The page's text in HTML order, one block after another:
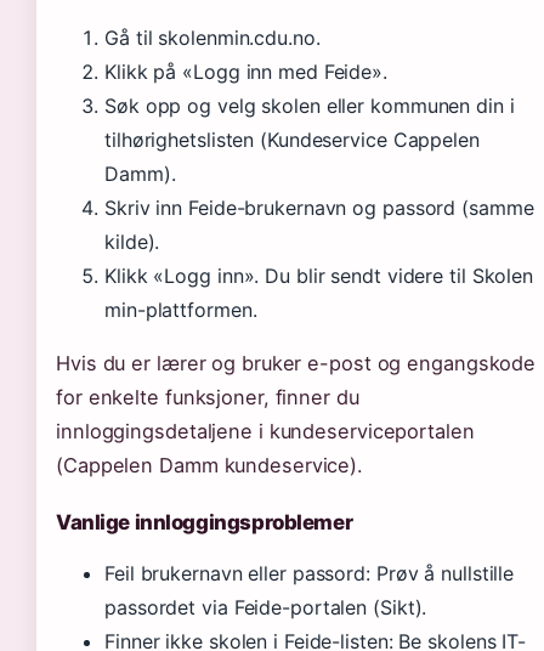
Gå til skolenmin.cdu.no.
Klikk på «Logg inn med Feide».
Søk opp og velg skolen eller kommunen din i
tilhørighetslisten (Kundeservice Cappelen
Damm).
Skriv inn Feide-brukernavn og passord (samme
kilde).
Klikk «Logg inn». Du blir sendt videre til Skolen
min-plattformen.
Hvis du er lærer og bruker e-post og engangskode
for enkelte funksjoner, finner du
innloggingsdetaljene i kundeserviceportalen
(Cappelen Damm kundeservice).
Vanlige innloggingsproblemer
Feil brukernavn eller passord: Prøv å nullstille
passordet via Feide-portalen (Sikt).
Finner ikke skolen i Feide-listen: Be skolens IT-